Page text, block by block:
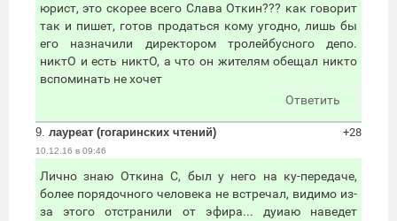
юрист, это скорее всего Слава Откин??? как говорит
так и пишет, готов продаться кому угодно, лишь бы
его назначили директором тролейбусного депо.
никтО и есть никтО, а что он жителям обещал никто
вспоминать не хочет
Ответить
9. лауреат (гогаринских чтений)
10.12.16 в 09:46
+28
Лично знаю Откина С, был у него на ку-передаче,
более порядочного человека не встречал, видимо из-
за этого отстранили от эфира... дуиаю наведет